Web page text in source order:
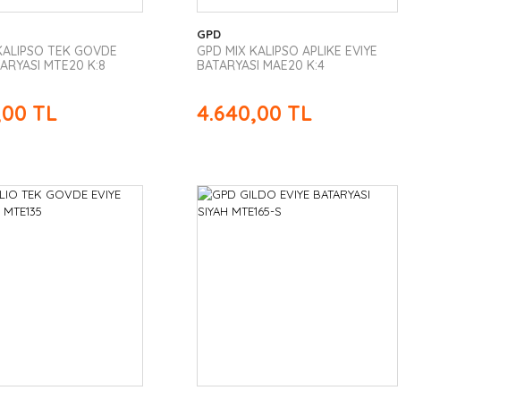
TEK GOVDE
MTE20 K:8
TL
GPD
GPD MIX KALIPSO APLIKE EVIYE
BATARYASI MAE20 K:4
4.640,00 TL